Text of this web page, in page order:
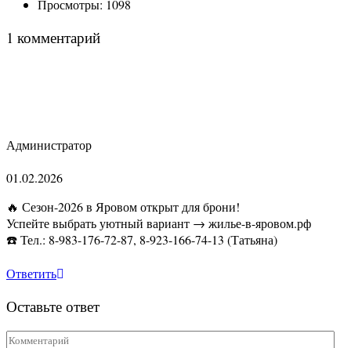
Просмотры: 1098
1 комментарий
Администратор
01.02.2026
🔥 Сезон-2026 в Яровом открыт для брони!
Успейте выбрать уютный вариант → жилье-в-яровом.рф
☎️ Тел.: 8-983-176-72-87, 8-923-166-74-13 (Татьяна)
Ответить
Оставьте ответ